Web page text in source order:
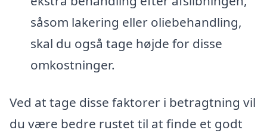
såsom lakering eller oliebehandling,
skal du også tage højde for disse
omkostninger.
Ved at tage disse faktorer i betragtning vil
du være bedre rustet til at finde et godt